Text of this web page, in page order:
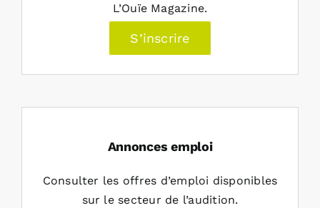
L’Ouïe Magazine.
S’inscrire
Annonces emploi
Consulter les offres d’emploi disponibles
sur le secteur de l’audition.